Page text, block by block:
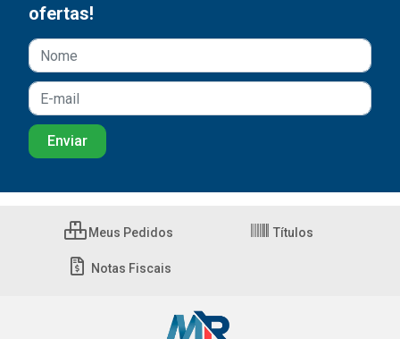
ofertas!
Meus Pedidos Títulos
Notas Fiscais